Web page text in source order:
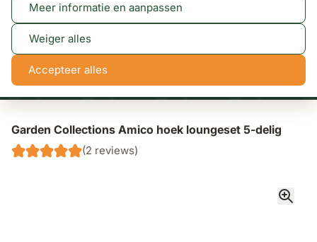
Meer informatie en aanpassen
Weiger alles
Accepteer alles
Tot 50% korting
0
dagen
18 46 52
Garden Collections Amico hoek loungeset 5-delig
(2 reviews)